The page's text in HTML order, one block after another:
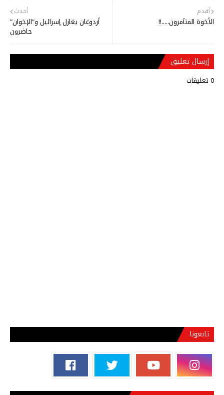
أحدث
أردوغان يغازل إسرائيل و"الإخوان"
حاضرون
أقدم
الأخوة المتآمرون.....!!
إرسال تعليق
0 تعليقات
تابعونا